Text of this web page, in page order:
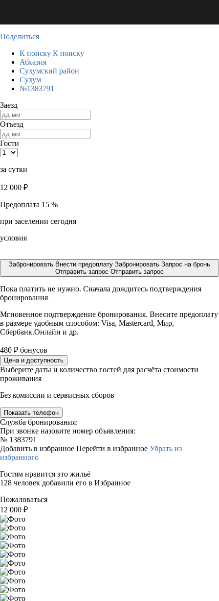
Поделиться
К поиску К поиску
Абхазия
Сухумский район
Сухум
№1383791
Заезд
Отъезд
Гости
за сутки
12 000 ₽
Предоплата 15 %
при заселении сегодня
условия
Забронировать Внести предоплату Забронировать Запрос на бронь
Отправить запрос Отправить запрос
Пока платить не нужно. Сначала дождитесь подтверждения
бронирования
Мгновенное подтверждение бронирования. Внесите предоплату
в размере удобным способом: Visa, Mastercard, Мир,
Сбербанк.Онлайн и др.
480 ₽ бонусов
Цена и доступность
Выберите даты и количество гостей для расчёта стоимости
проживания
Без комиссии и сервисных сборов
Показать телефон
Служба бронирования:
При звонке назовите номер объявления:
№ 1383791
Добавить в избранное Перейти в избранное Убрать из
избранного
Гостям нравится это жильё
128 человек добавили его в Избранное
Пожаловаться
12 000 ₽